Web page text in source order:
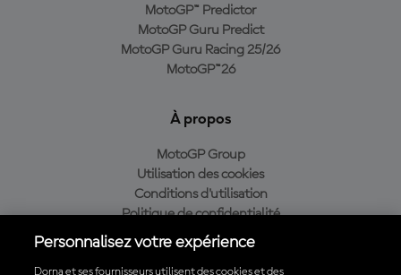
MotoGP™ Predictor
MotoGP Guru Predict
MotoGP Guru Racing 25/26
MotoGP™26
À propos
MotoGP Group
Utilisation des cookies
Conditions d'utilisation
Politique de confidentialité
Politique d’achat
Personnalisez votre expérience
Dorna et ses fournisseurs utilisent des cookies et des